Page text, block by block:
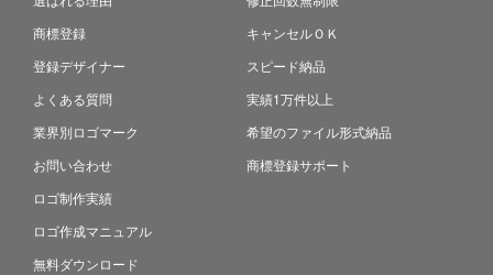
商標登録
登録デザイナー
よくある質問
業界別ロゴマーク
お問い合わせ
ロゴ制作実績
ロゴ作成マニュアル
無料ダウンロード
キャンセルＯＫ
スピード納品
実績1万件以上
希望のファイル形式納品
商標登録サポート